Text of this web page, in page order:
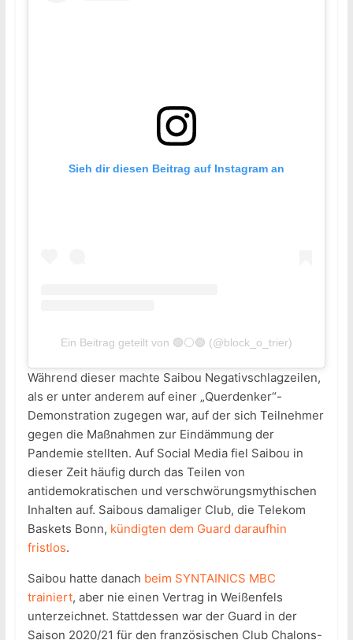
Sieh dir diesen Beitrag auf Instagram an
Ein Beitrag geteilt von 🟢⚪️🟢 (@block_o_trier)
Während dieser machte Saibou Negativschlagzeilen,
als er unter anderem auf einer „Querdenker“-
Demonstration zugegen war, auf der sich Teilnehmer
gegen die Maßnahmen zur Eindämmung der
Pandemie stellten. Auf Social Media fiel Saibou in
dieser Zeit häufig durch das Teilen von
antidemokratischen und verschwörungsmythischen
Inhalten auf. Saibous damaliger Club, die Telekom
Baskets Bonn, kündigten dem Guard daraufhin
fristlos.
Saibou hatte danach beim SYNTAINICS MBC
trainiert, aber nie einen Vertrag in Weißenfels
unterzeichnet. Stattdessen war der Guard in der
Saison 2020/21 für den französischen Club Chalons-